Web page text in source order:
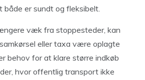
både er sundt og fleksibelt.
væk fra stoppesteder, kan
eller taxa være oplagte
behov for at klare større indkøb
hvor offentlig transport ikke